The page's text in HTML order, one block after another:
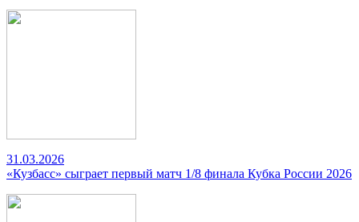
31.03.2026
«Кузбасс» сыграет первый матч 1/8 финала Кубка России 2026